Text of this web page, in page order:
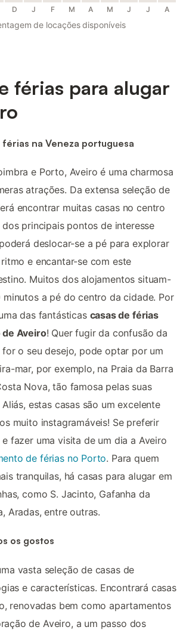
D J F M A M J J A
de locações disponíveis
férias para alugar
na Veneza portuguesa
e Porto, Aveiro é uma charmosa
atrações. Da extensa seleção de
encontrar muitas casas no centro
principais pontos de interesse
deslocar-se a pé para explorar
e encantar-se com este
Muitos dos alojamentos situam-
minutos a pé do centro da cidade. Por
das fantásticas casas de férias
Aveiro! Quer fugir da confusão da
for o seu desejo, pode optar por um
mar, por exemplo, na Praia da Barra
Nova, tão famosa pelas suas
estas casas são um excelente
muito instagramáveis! Se preferir
fazer uma visita de um dia a Aveiro
de férias no Porto. Para quem
tranquilas, há casas para alugar em
como S. Jacinto, Gafanha da
Aradas, entre outras.
os gostos
vasta seleção de casas de
e características. Encontrará casas
renovadas bem como apartamentos
de Aveiro, a um passo dos